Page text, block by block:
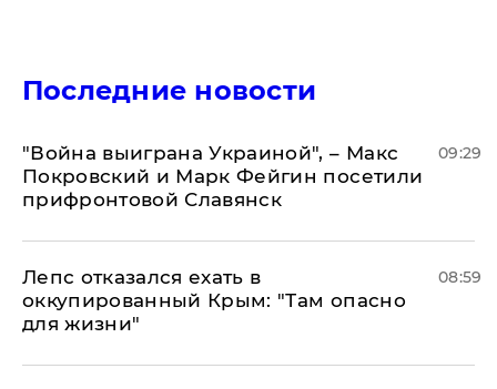
Последние новости
"Война выиграна Украиной", – Макс
Покровский и Марк Фейгин посетили
прифронтовой Славянск
09:29
Лепс отказался ехать в
оккупированный Крым: "Там опасно
для жизни"
08:59